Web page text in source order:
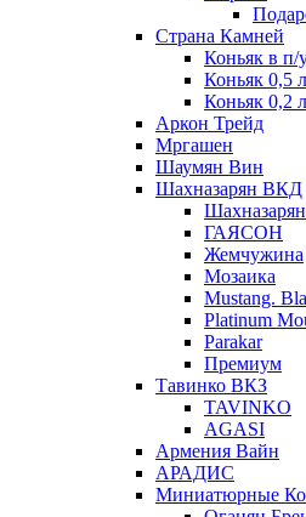
Страна Камней
Коньяк в п/
Коньяк 0,5
Коньяк 0,2
Аркон Трейд
Мргашен
Шаумян Вин
Шахназарян ВКД
Шахназарян
ГАЯСОН
Жемчужина
Мозаика
Mustang.
Platinum
Parakar
Премиум
Тавинко ВКЗ
TAVINKO
AGASI
Армения Вайн
АРАДИС
Миниатюрные